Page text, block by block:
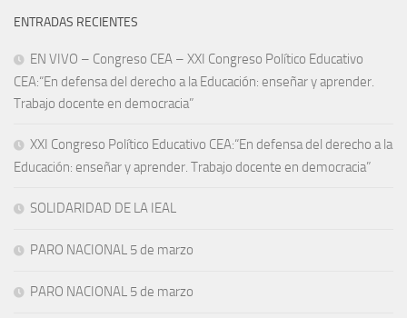
ENTRADAS RECIENTES
EN VIVO – Congreso CEA – XXI Congreso Político Educativo
CEA:“En defensa del derecho a la Educación: enseñar y aprender.
Trabajo docente en democracia”
XXI Congreso Político Educativo CEA:“En defensa del derecho a la
Educación: enseñar y aprender. Trabajo docente en democracia”
SOLIDARIDAD DE LA IEAL
PARO NACIONAL 5 de marzo
PARO NACIONAL 5 de marzo